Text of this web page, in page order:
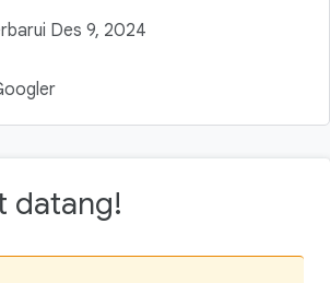
Des 9, 2024
datang!